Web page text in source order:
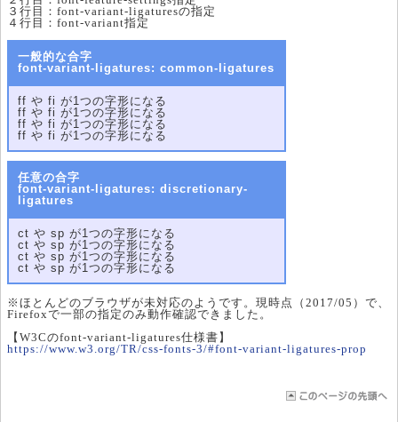
３行目：font-variant-ligaturesの指定
４行目：font-variant指定
一般的な合字
font-variant-ligatures: common-ligatures
ff や fi が1つの字形になる
ff や fi が1つの字形になる
ff や fi が1つの字形になる
ff や fi が1つの字形になる
任意の合字
font-variant-ligatures: discretionary-
ligatures
ct や sp が1つの字形になる
ct や sp が1つの字形になる
ct や sp が1つの字形になる
ct や sp が1つの字形になる
※ほとんどのブラウザが未対応のようです。現時点（2017/05）で、
Firefoxで一部の指定のみ動作確認できました。
【W3Cのfont-variant-ligatures仕様書】
https://www.w3.org/TR/css-fonts-3/#font-variant-ligatures-prop